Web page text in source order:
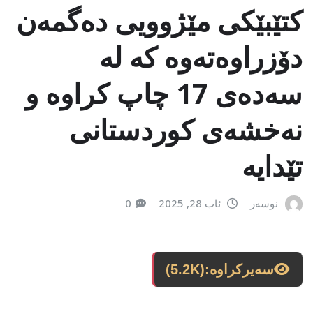
کتێبێکی مێژوویی دەگمەن
دۆزراوەتەوە کە لە
سەدەی 17 چاپ کراوە و
نەخشەی کوردستانی
تێدایە
نوسەر ئاب 28, 2025 0
سەیرکراوە:(5.2K)